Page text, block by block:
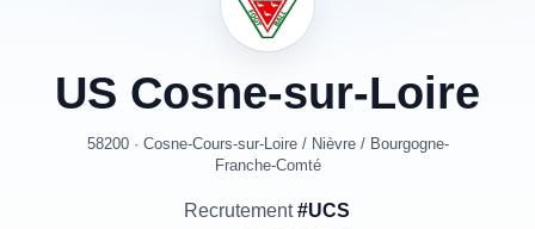
US Cosne-sur-Loire
58200 · Cosne-Cours-sur-Loire/ Nièvre/ Bourgogne-
Franche-Comté
Recrutement#UCS